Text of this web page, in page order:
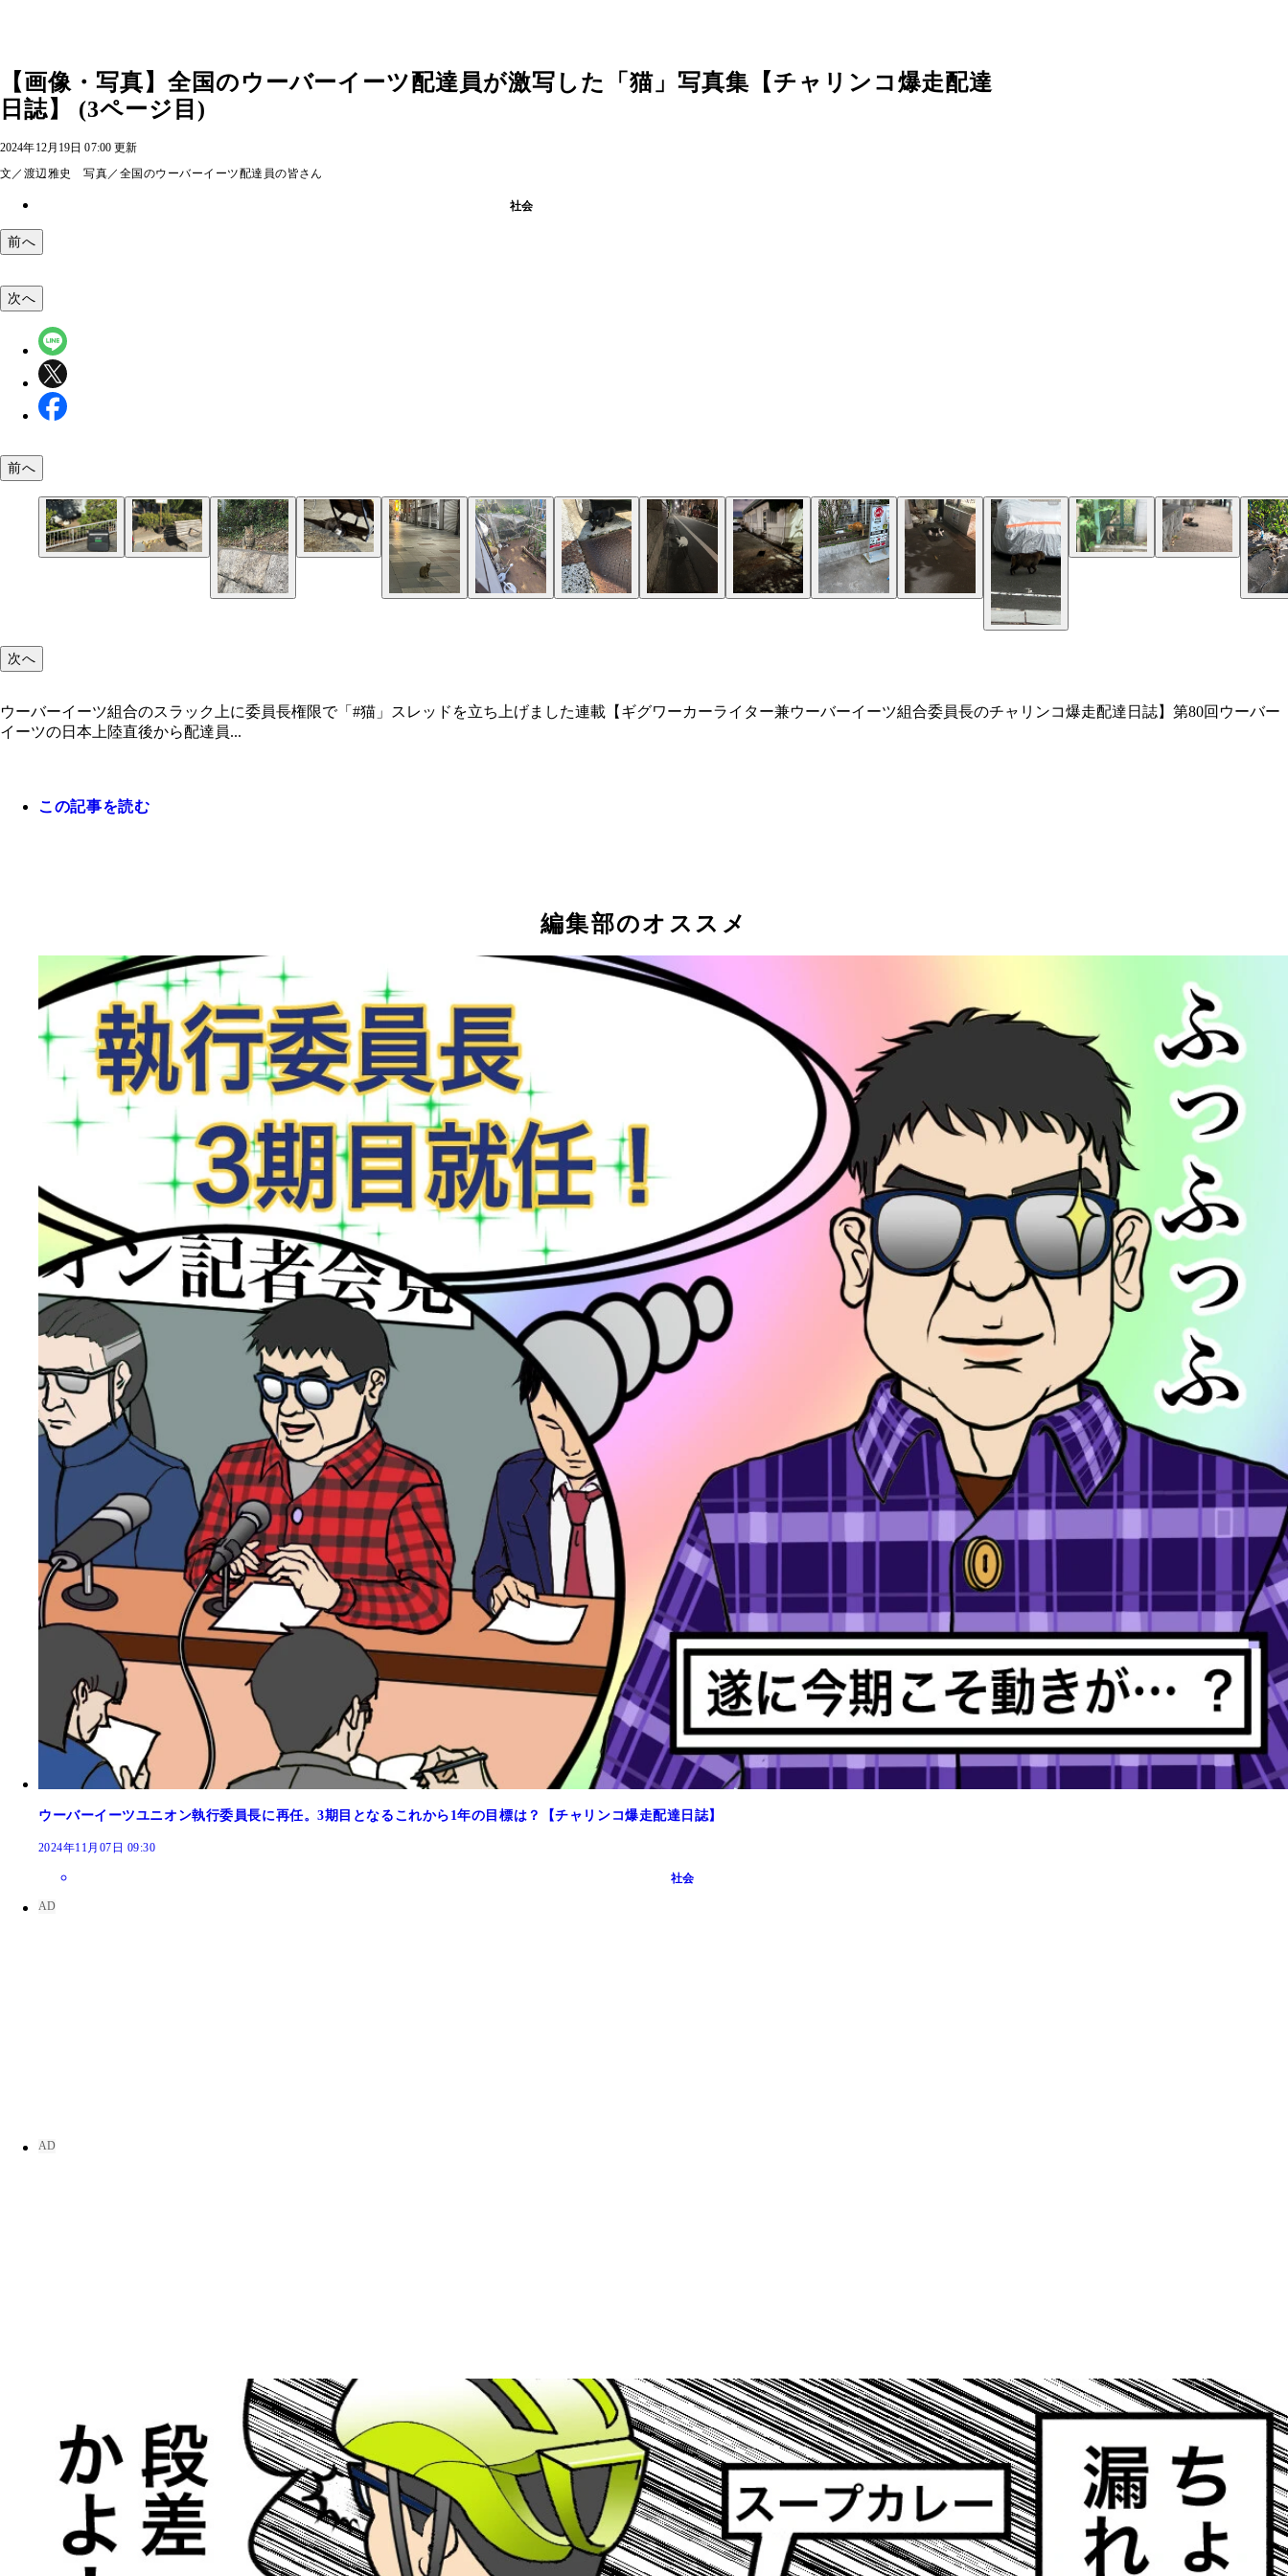
【画像・写真】全国のウーバーイーツ配達員が激写した「猫」写真集【チャリンコ爆走配達
日誌】 (3ページ目)
2024年12月19日 07:00 更新
文／渡辺雅史 写真／全国のウーバーイーツ配達員の皆さん
社会
前へ
ウーバーイーツ組合のスラック上に委員長権限で「#猫」スレッドを立ち上げました
東京都江東区にて
愛知県名古屋市にて
東京都練馬区にて
群馬県太田市にて
長崎県長崎市にて
次へ
前へ
次へ
ウーバーイーツ組合のスラック上に委員長権限で「#猫」スレッドを立ち上げました連載【ギグワーカーライター兼ウーバーイーツ組合委員長のチャリンコ爆走配達日誌】第80回ウーバー
イーツの日本上陸直後から配達員...
この記事を読む
編集部のオススメ
ウーバーイーツユニオン執行委員長に再任。3期目となるこれから1年の目標は？【チャリンコ爆走配達日誌】
2024年11月07日 09:30
社会